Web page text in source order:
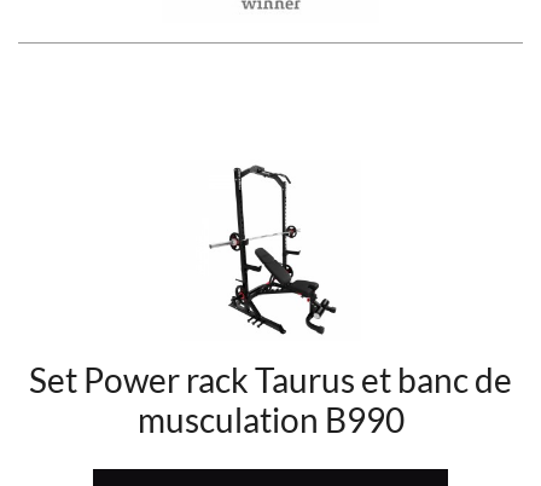
Set Power rack Taurus et banc de
musculation B990